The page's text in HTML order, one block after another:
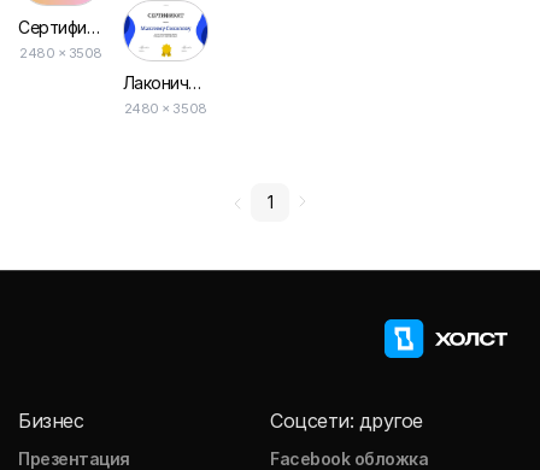
Сертификат для Кондитера с Ярким Градиентным Дизайном
2480 × 3508
Лаконичный Сертификат в Белом и Синем Дизайне
2480 × 3508
1
Бизнес
Презентация
Соцсети: другое
Facebook обложка